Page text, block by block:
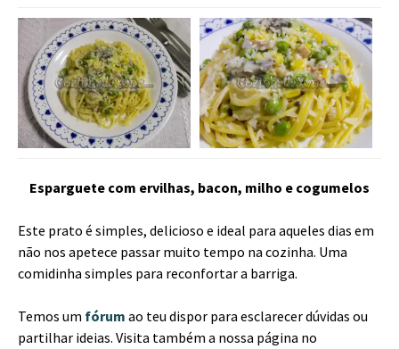
Esparguete com ervilhas, bacon, milho e cogumelos
Este prato é simples, delicioso e ideal para aqueles dias em
não nos apetece passar muito tempo na cozinha. Uma
comidinha simples para reconfortar a barriga.
Temos um fórum ao teu dispor para esclarecer dúvidas ou
partilhar ideias. Visita também a nossa página no